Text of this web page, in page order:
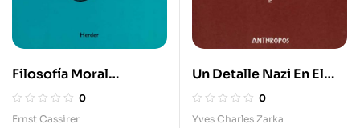
Filosofía Moral
Derecho Y Metafísica
0
Ernst Cassirer
Un Detalle Nazi En El
Pensamiento De Carl
Schmitt
0
Yves Charles Zarka